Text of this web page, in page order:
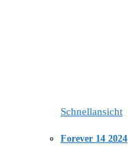
Schnellansicht
Forever 14 2024